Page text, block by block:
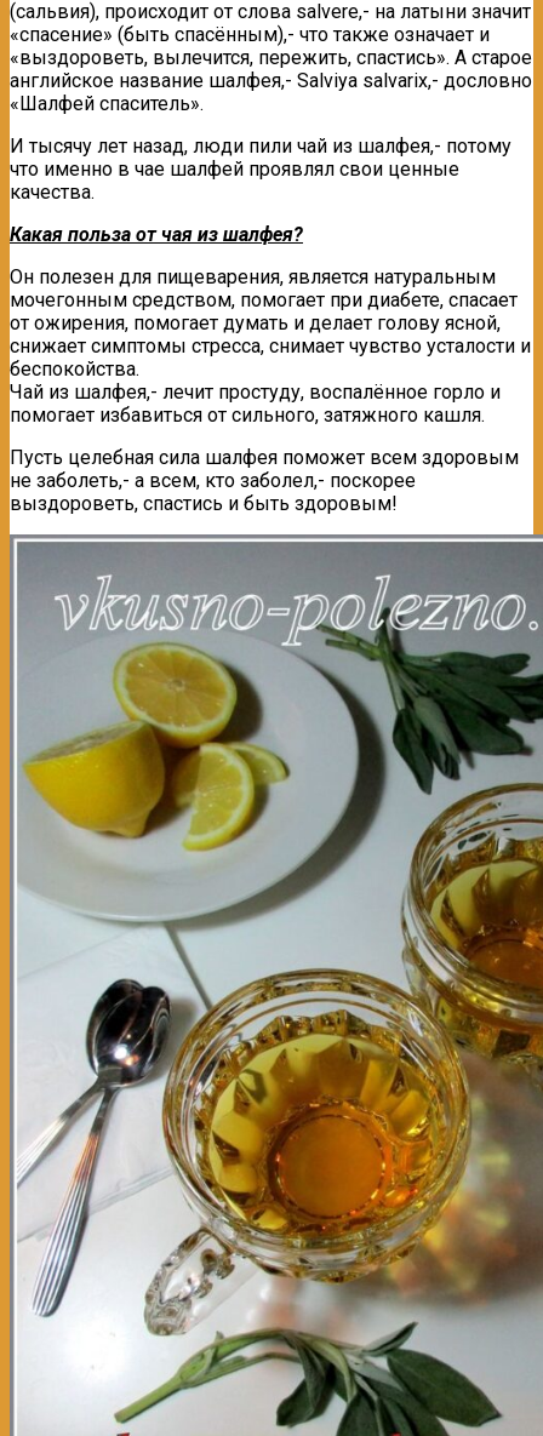
(сальвия), происходит от слова salvere,- на латыни значит
«спасение» (быть спасённым),- что также означает и
«выздороветь, вылечится, пережить, спастись». А старое
английское название шалфея,- Salviya salvarix,- дословно
«Шалфей спаситель».
И тысячу лет назад, люди пили чай из шалфея,- потому
что именно в чае шалфей проявлял свои ценные
качества.
Какая польза от чая из шалфея?
Он полезен для пищеварения, является натуральным
мочегонным средством, помогает при диабете, спасает
от ожирения, помогает думать и делает голову ясной,
снижает симптомы стресса, снимает чувство усталости и
беспокойства.
Чай из шалфея,- лечит простуду, воспалённое горло и
помогает избавиться от сильного, затяжного кашля.
Пусть целебная сила шалфея поможет всем здоровым
не заболеть,- а всем, кто заболел,- поскорее
выздороветь, спастись и быть здоровым!